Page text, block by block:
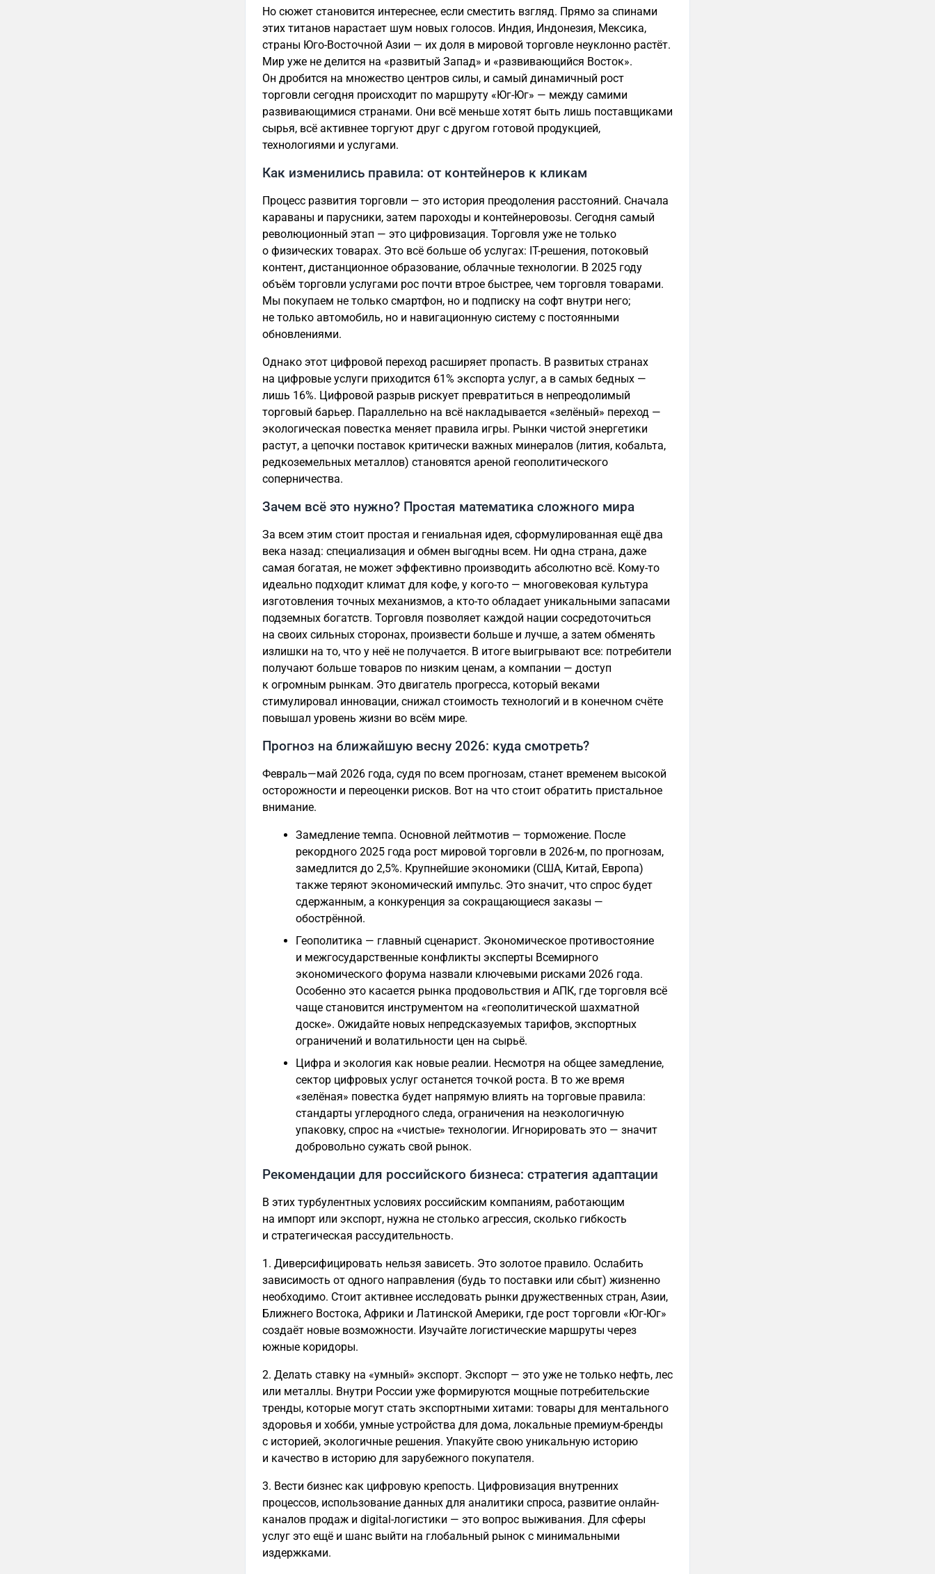
Но сюжет становится интереснее, если сместить взгляд. Прямо за спинами
этих титанов нарастает шум новых голосов. Индия, Индонезия, Мексика,
страны Юго-Восточной Азии — их доля в мировой торговле неуклонно растёт.
Мир уже не делится на «развитый Запад» и «развивающийся Восток».
Он дробится на множество центров силы, и самый динамичный рост
торговли сегодня происходит по маршруту «Юг-Юг» — между самими
развивающимися странами. Они всё меньше хотят быть лишь поставщиками
сырья, всё активнее торгуют друг с другом готовой продукцией,
технологиями и услугами.
Как изменились правила: от контейнеров к кликам
Процесс развития торговли — это история преодоления расстояний. Сначала
караваны и парусники, затем пароходы и контейнеровозы. Сегодня самый
революционный этап — это цифровизация. Торговля уже не только
о физических товарах. Это всё больше об услугах: IT-решения, потоковый
контент, дистанционное образование, облачные технологии. В 2025 году
объём торговли услугами рос почти втрое быстрее, чем торговля товарами.
Мы покупаем не только смартфон, но и подписку на софт внутри него;
не только автомобиль, но и навигационную систему с постоянными
обновлениями.
Однако этот цифровой переход расширяет пропасть. В развитых странах
на цифровые услуги приходится 61% экспорта услуг, а в самых бедных —
лишь 16%. Цифровой разрыв рискует превратиться в непреодолимый
торговый барьер. Параллельно на всё накладывается «зелёный» переход —
экологическая повестка меняет правила игры. Рынки чистой энергетики
растут, а цепочки поставок критически важных минералов (лития, кобальта,
редкоземельных металлов) становятся ареной геополитического
соперничества.
Зачем всё это нужно? Простая математика сложного мира
За всем этим стоит простая и гениальная идея, сформулированная ещё два
века назад: специализация и обмен выгодны всем. Ни одна страна, даже
самая богатая, не может эффективно производить абсолютно всё. Кому-то
идеально подходит климат для кофе, у кого-то — многовековая культура
изготовления точных механизмов, а кто-то обладает уникальными запасами
подземных богатств. Торговля позволяет каждой нации сосредоточиться
на своих сильных сторонах, произвести больше и лучше, а затем обменять
излишки на то, что у неё не получается. В итоге выигрывают все: потребители
получают больше товаров по низким ценам, а компании — доступ
к огромным рынкам. Это двигатель прогресса, который веками
стимулировал инновации, снижал стоимость технологий и в конечном счёте
повышал уровень жизни во всём мире.
Прогноз на ближайшую весну 2026: куда смотреть?
Февраль—май 2026 года, судя по всем прогнозам, станет временем высокой
осторожности и переоценки рисков. Вот на что стоит обратить пристальное
внимание.
Замедление темпа. Основной лейтмотив — торможение. После
рекордного 2025 года рост мировой торговли в 2026-м, по прогнозам,
замедлится до 2,5%. Крупнейшие экономики (США, Китай, Европа)
также теряют экономический импульс. Это значит, что спрос будет
сдержанным, а конкуренция за сокращающиеся заказы —
обострённой.
Геополитика — главный сценарист. Экономическое противостояние
и межгосударственные конфликты эксперты Всемирного
экономического форума назвали ключевыми рисками 2026 года.
Особенно это касается рынка продовольствия и АПК, где торговля всё
чаще становится инструментом на «геополитической шахматной
доске». Ожидайте новых непредсказуемых тарифов, экспортных
ограничений и волатильности цен на сырьё.
Цифра и экология как новые реалии. Несмотря на общее замедление,
сектор цифровых услуг останется точкой роста. В то же время
«зелёная» повестка будет напрямую влиять на торговые правила:
стандарты углеродного следа, ограничения на неэкологичную
упаковку, спрос на «чистые» технологии. Игнорировать это — значит
добровольно сужать свой рынок.
Рекомендации для российского бизнеса: стратегия адаптации
В этих турбулентных условиях российским компаниям, работающим
на импорт или экспорт, нужна не столько агрессия, сколько гибкость
и стратегическая рассудительность.
1. Диверсифицировать нельзя зависеть. Это золотое правило. Ослабить
зависимость от одного направления (будь то поставки или сбыт) жизненно
необходимо. Стоит активнее исследовать рынки дружественных стран, Азии,
Ближнего Востока, Африки и Латинской Америки, где рост торговли «Юг-Юг»
создаёт новые возможности. Изучайте логистические маршруты через
южные коридоры.
2. Делать ставку на «умный» экспорт. Экспорт — это уже не только нефть, лес
или металлы. Внутри России уже формируются мощные потребительские
тренды, которые могут стать экспортными хитами: товары для ментального
здоровья и хобби, умные устройства для дома, локальные премиум-бренды
с историей, экологичные решения. Упакуйте свою уникальную историю
и качество в историю для зарубежного покупателя.
3. Вести бизнес как цифровую крепость. Цифровизация внутренних
процессов, использование данных для аналитики спроса, развитие онлайн-
каналов продаж и digital-логистики — это вопрос выживания. Для сферы
услуг это ещё и шанс выйти на глобальный рынок с минимальными
издержками.